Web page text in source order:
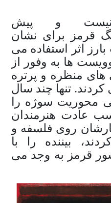
و پیش
قرمز برای نشان
اثر استفاده می
ها به وفور از
منظره و پرتره
تنها چند سال
محوریت سوژه را
عادت هنرمندان
روی فلسفه و
بیننده را با
قرمز به وجد می